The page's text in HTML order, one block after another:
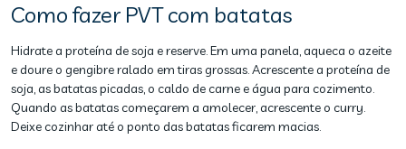
Como fazer PVT com batatas
Hidrate a proteína de soja e reserve. Em uma panela, aqueca o azeite
e doure o gengibre ralado em tiras grossas. Acrescente a proteína de
soja, as batatas picadas, o caldo de carne e água para cozimento.
Quando as batatas começarem a amolecer, acrescente o curry.
Deixe cozinhar até o ponto das batatas ficarem macias.